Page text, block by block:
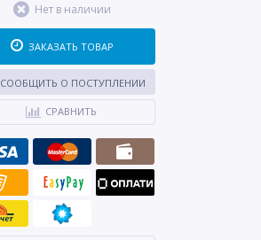
Нет в наличии
ЗАКАЗАТЬ ТОВАР
СООБЩИТЬ О ПОСТУПЛЕНИИ
СРАВНИТЬ